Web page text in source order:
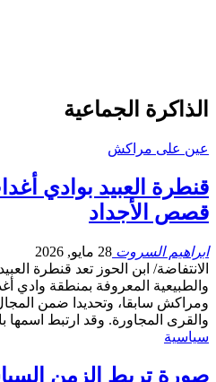
الذاكرة الجماعية
عين على مراكش
قنطرة العبيد بوادي
قصص الأجداد
ابراهيم السروت 28 مايو, 2026
الانتفاضة/ ابن الحوز تعد قنطرة
والطبيعية المعروفة بمنطقة وادي
ومراكش سابقا، وتحديدا ضمن المجال
والقرى المجاورة. وقد ارتبط اسمها
سياسية
صورة تربط الزمن